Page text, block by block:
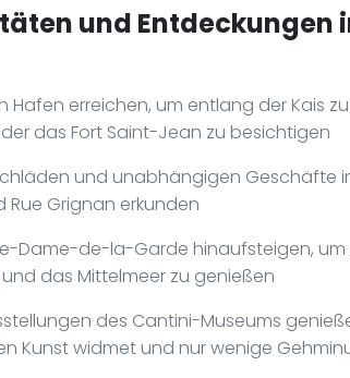
und Entdeckungen
Hafen erreichen, um entlang der Kais
das Fort Saint-Jean zu besichtigen
und unabhängigen Geschäfte
Rue Grignan erkunden
Dame-de-la-Garde hinaufsteigen,
das Mittelmeer zu genießen
des Cantini-Museums
Kunst widmet und nur wenige